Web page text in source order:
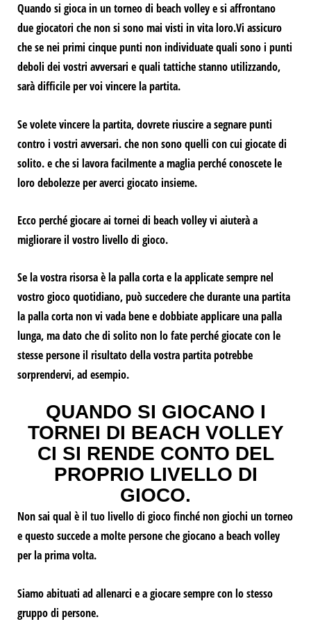
Quandosi gioca in un torneo di beach volley e si affrontano
due giocatori che non si sono mai visti in vita loro.Vi assicuro
che se nei primi cinque punti non individuate quali sono i punti
deboli dei vostri avversari e quali tattiche stanno utilizzando,
sarà difficile per voi vincere la partita.
Se volete vincere la partita, dovrete riuscire a segnare punti
contro i vostri avversari.che non sono quelli con cui giocate di
solito.e che si lavora facilmente a maglia perchéconoscete le
loro debolezzeper averci giocato insieme.
Ecco perchégiocare ai tornei di beach volley vi aiuterà a
migliorare il vostro livello di gioco.
Se la vostra risorsa è la palla corta e la applicate sempre nel
vostro gioco quotidiano, può succedere che durante una partita
la palla corta non vi vada bene e dobbiate applicare una palla
lunga, ma dato che di solito non lo fate perché giocate con le
stesse persone il risultato della vostra partita potrebbe
sorprendervi, ad esempio.
QUANDO SI GIOCANO I
TORNEI DI BEACH VOLLEY
CI SI RENDE CONTO DEL
PROPRIO LIVELLO DI
GIOCO.
Non sai qual è il tuo livello di gioco finché non giochi un torneo
e questo succede a molte persone che giocano a beach volley
per la prima volta.
Siamo abituati ad allenarci e a giocare sempre con lo stesso
gruppo di persone.